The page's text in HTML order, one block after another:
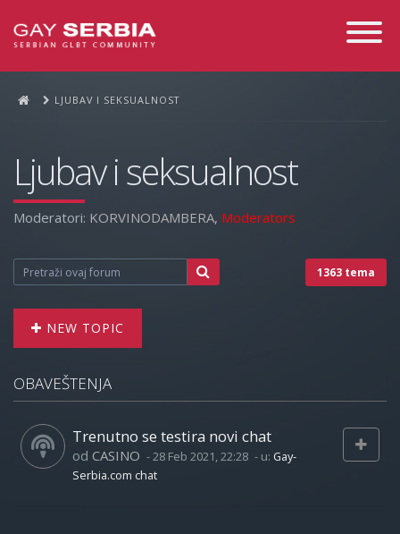
Toggle
LJUBAV I SEKSUALNOST
Ljubav i seksualnost
Moderatori: KORVINODAMBERA, Moderators
1363 tema
NEW TOPIC
OBAVEŠTENJA
Trenutno se testira novi chat
od CASINO -28 Feb 2021, 22:28 - u: Gay-
Serbia.com chat